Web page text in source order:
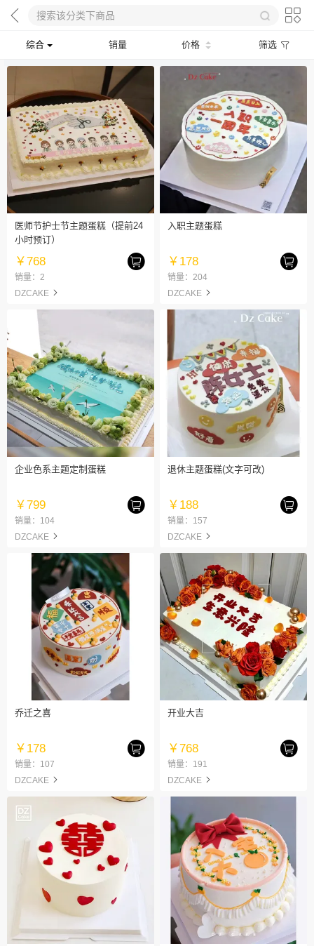
综合 销量 价格 筛选
医师节护士节主题蛋糕（提前24
小时预订）
￥768
销量：2
DZCAKE
入职主题蛋糕
￥178
销量：204
DZCAKE
企业色系主题定制蛋糕
￥799
销量：104
DZCAKE
退休主题蛋糕(文字可改)
￥188
销量：157
DZCAKE
乔迁之喜
￥178
销量：107
DZCAKE
开业大吉
￥768
销量：191
DZCAKE